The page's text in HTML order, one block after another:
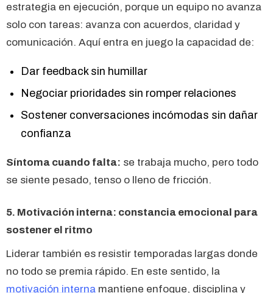
estrategia en ejecución, porque un equipo no avanza
solo con tareas: avanza con acuerdos, claridad y
comunicación. Aquí entra en juego la capacidad de:
Dar feedback sin humillar
Negociar prioridades sin romper relaciones
Sostener conversaciones incómodas sin dañar
confianza
Síntoma cuando falta: se trabaja mucho, pero todo
se siente pesado, tenso o lleno de fricción.
5. Motivación interna: constancia emocional para
sostener el ritmo
Liderar también es resistir temporadas largas donde
no todo se premia rápido. En este sentido, la
motivación interna mantiene enfoque, disciplina y